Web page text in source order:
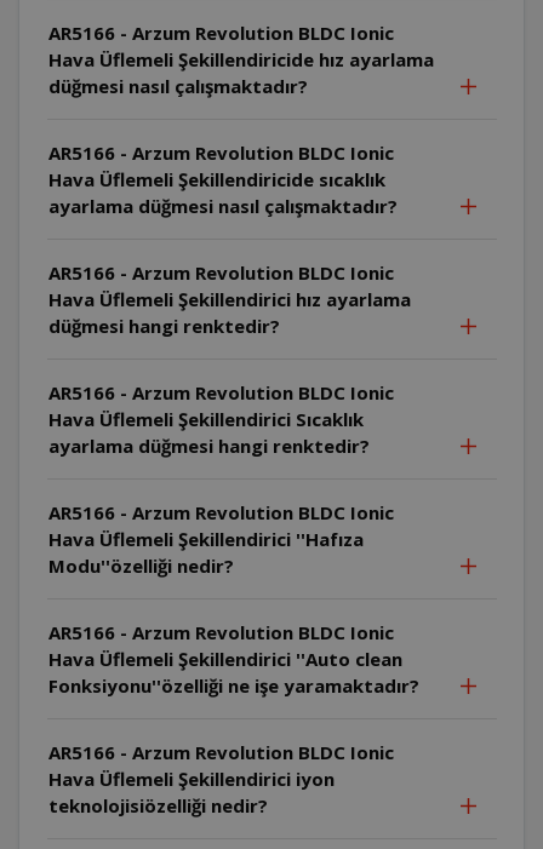
AR5166 - Arzum Revolution BLDC Ionic
Hava Üflemeli Şekillendiricide hız ayarlama
düğmesi nasıl çalışmaktadır?
AR5166 - Arzum Revolution BLDC Ionic
Hava Üflemeli Şekillendiricide sıcaklık
ayarlama düğmesi nasıl çalışmaktadır?
AR5166 - Arzum Revolution BLDC Ionic
Hava Üflemeli Şekillendirici hız ayarlama
düğmesi hangi renktedir?
AR5166 - Arzum Revolution BLDC Ionic
Hava Üflemeli Şekillendirici Sıcaklık
ayarlama düğmesi hangi renktedir?
AR5166 - Arzum Revolution BLDC Ionic
Hava Üflemeli Şekillendirici ''Hafıza
Modu''özelliği nedir?
AR5166 - Arzum Revolution BLDC Ionic
Hava Üflemeli Şekillendirici ''Auto clean
Fonksiyonu''özelliği ne işe yaramaktadır?
AR5166 - Arzum Revolution BLDC Ionic
Hava Üflemeli Şekillendirici iyon
teknolojisiözelliği nedir?